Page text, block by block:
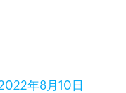
年8月10日